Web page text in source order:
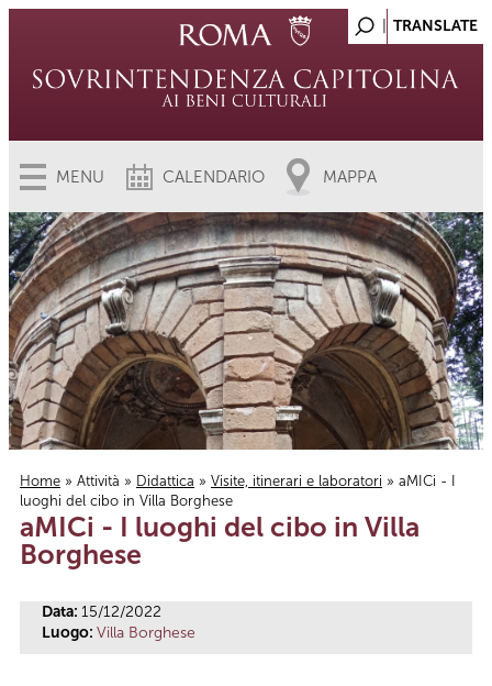
MENU CALENDARIO MAPPA
Tu sei qui
Home » Attività » Didattica » Visite, itinerari e laboratori » aMICi - I
luoghi del cibo in Villa Borghese
aMICi - I luoghi del cibo in Villa
Borghese
Data: 15/12/2022
Luogo: Villa Borghese